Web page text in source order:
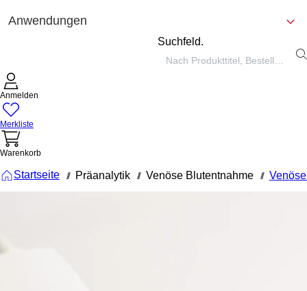
Anwendungen
Suchfeld.
Anmelden
Merkliste
Warenkorb
Startseite /// Präanalytik /// Venöse Blutentnahme ///